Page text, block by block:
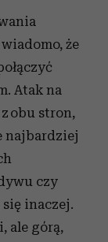
że
Atak na
obu stron,
najbardziej
czy
inaczej.
ale górą,